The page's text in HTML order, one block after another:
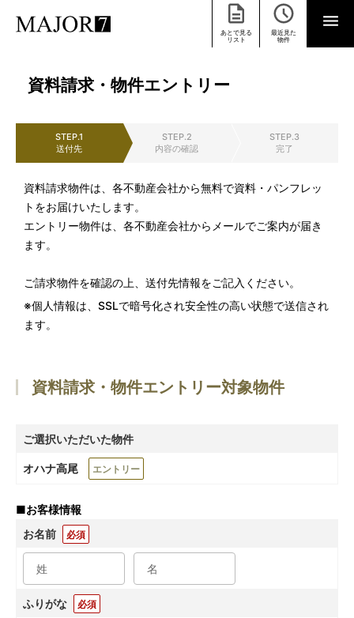
あとで見る
リスト
最近見た
物件
資料請求・物件エントリー
STEP.1
送付先
STEP.2
内容の確認
STEP.3
完了
資料請求物件は、各不動産会社から無料で資料・パンフレッ
トをお届けいたします。
エントリー物件は、各不動産会社からメールでご案内が届き
ます。
ご請求物件を確認の上、送付先情報をご記入ください。
※個人情報は、SSLで暗号化され安全性の高い状態で送信され
ます。
資料請求・物件エントリー対象物件
ご選択いただいた物件
オハナ高尾 エントリー
■お客様情報
お名前
必須
ふりがな 必須